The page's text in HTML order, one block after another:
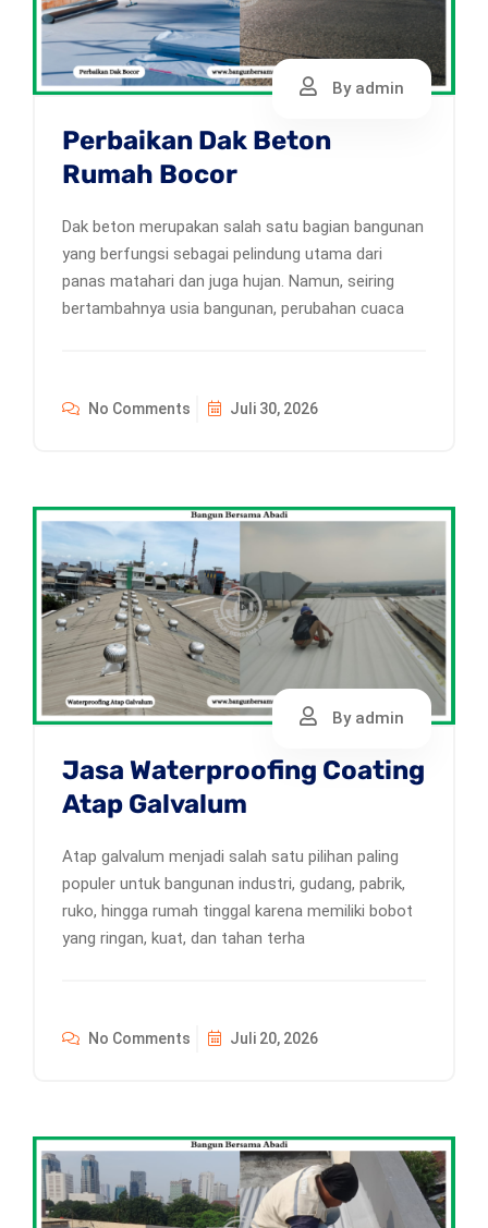
By admin
Perbaikan Dak Beton
Rumah Bocor
Dak beton merupakan salah satu bagian bangunan
yang berfungsi sebagai pelindung utama dari
panas matahari dan juga hujan. Namun, seiring
bertambahnya usia bangunan, perubahan cuaca
No Comments Juli 30, 2026
By admin
Jasa Waterproofing Coating
Atap Galvalum
Atap galvalum menjadi salah satu pilihan paling
populer untuk bangunan industri, gudang, pabrik,
ruko, hingga rumah tinggal karena memiliki bobot
yang ringan, kuat, dan tahan terha
No Comments Juli 20, 2026